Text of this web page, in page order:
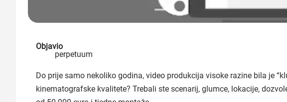
Objavio
perpetuum
Do prije samo nekoliko godina, video produkcija visoke razine bila je
kinematografske kvalitete? Trebali ste scenarij, glumce, lokacije,